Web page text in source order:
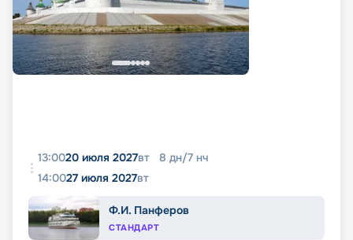
13:0020 июля 2027вт 8 дн/7 нч
14:0027 июля 2027вт
Ф.И. Панферов
СТАНДАРТ